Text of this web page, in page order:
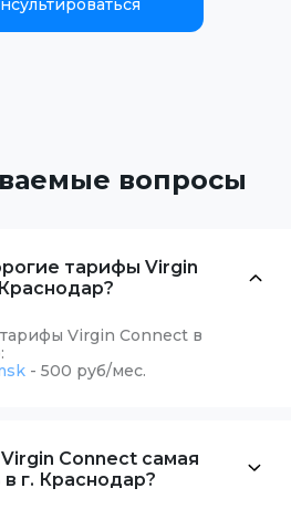
вопросы
тарифы Virgin
Virgin Connect в
- 500 руб/мес.
Connect самая
г. Краснодар?